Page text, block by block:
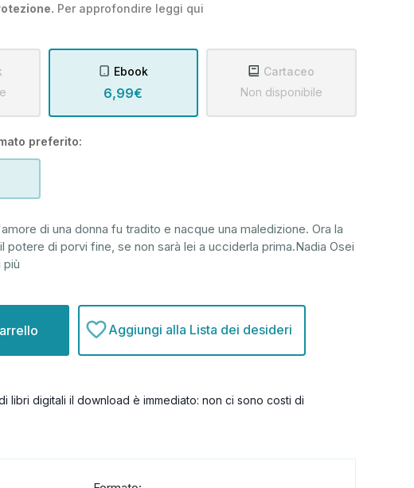
Per approfondire leggi qui
Ebook
6,99€
Cartaceo
Non disponibile
preferito:
di una donna fu tradito e nacque una maledizione. Ora la
potere di porvi fine, se non sarà lei a ucciderla prima.Nadia Osei
più
Aggiungi alla Lista dei desideri
libri digitali il download è immediato: non ci sono costi di